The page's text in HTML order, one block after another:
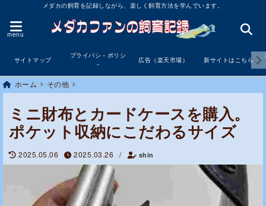
メダカの飼育を記録しながら、楽しく飼育方法を学んでいます。
menu
サイトマップ
プライバシ－ポリシ
－
広告（楽天市場） 新サイトはこちら
ホーム その他
ミニ財布とカードケースを購入。
ポケット収納にこだわるサイズ
2025.05.06 2025.03.26 / shin